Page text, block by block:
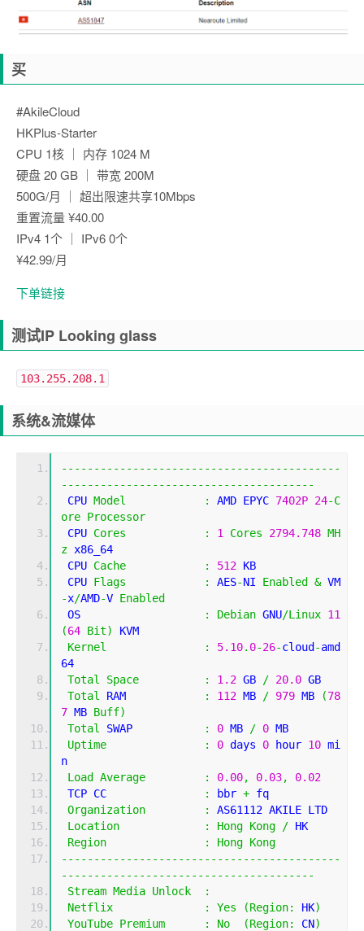
买
#AkileCloud
HKPlus-Starter
CPU 1核 ｜ 内存 1024 M
硬盘 20 GB ｜ 带宽 200M
500G/月 ｜ 超出限速共享10Mbps
重置流量 ¥40.00
IPv4 1个 ｜ IPv6 0个
¥42.99/月
下单链接
测试IP Looking glass
103.255.208.1
系统&流媒体
-------------------------------------------
---------------------------------------
CPU Model : AMD EPYC 7402P 24-C
ore Processor
CPU Cores : 1 Cores 2794.748 MH
z x86_64
CPU Cache : 512 KB
CPU Flags : AES-NI Enabled & VM
-x/AMD-V Enabled
OS
: Debian GNU/Linux 11
(64 Bit)
KVM
Kernel
: 5.10. 0-26-cloud -amd
64
Total
Space : 1.2 GB / 20.0 GB
Total
RAM : 112 MB / 979 MB (78
7 MB Buff)
Total
SWAP : 0 MB / 0 MB
Uptime
: 0 days 0 hour 10 mi
n
Load
Average : 0.00, 0.03,
0.02
TCP CC
: bbr + fq
Organization
:
AS61112 AKILE LTD
Location
: Hong Kong / HK
Region
: Hong Kong
-------------------------------------------
---------------------------------------
Stream Media Unlock
:
Netflix
: Yes (Region: HK)
YouTube Premium : No (Region: CN)